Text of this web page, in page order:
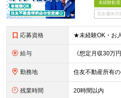
未経験歓迎
完全週休2日
応募資格
給与
勤務地
残業時間 20時間以内